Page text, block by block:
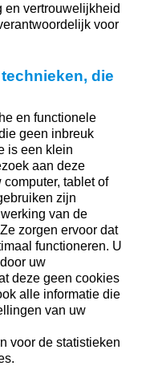
vertrouwelijkheid
voor
die
en functionele
geen inbreuk
is een klein
aan deze
tablet of
zijn
van de
zorgen ervoor dat
functioneren. U
uw
deze geen cookies
alle informatie die
van uw
voor de statistieken